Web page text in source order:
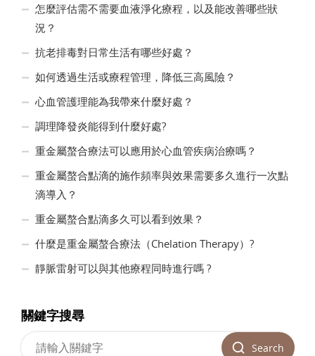
怎麼評估需不需要血液淨化療程，以及能改善哪些狀
況？
抗老排毒對日常生活有哪些好處？
如何透過生活或療程管理，降低三高風險？
心血管護理能為我帶來什麼好處？
調理降發炎能得到什麼好處?
重金屬螯合療法可以應用於心血管疾病治療嗎？
重金屬螯合點滴的施作頻率與效果需要多久進行一次點
滴導入？
重金屬螯合點滴多久可以看到效果？
什麼是重金屬螯合療法（Chelation Therapy）?
靜脈雷射可以與其他療程同時進行嗎 ?
關鍵字搜尋
Search